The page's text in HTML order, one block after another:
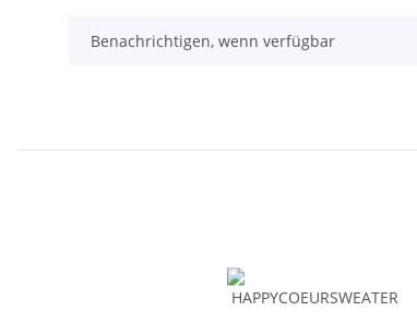
Benachrichtigen, wenn verfügbar